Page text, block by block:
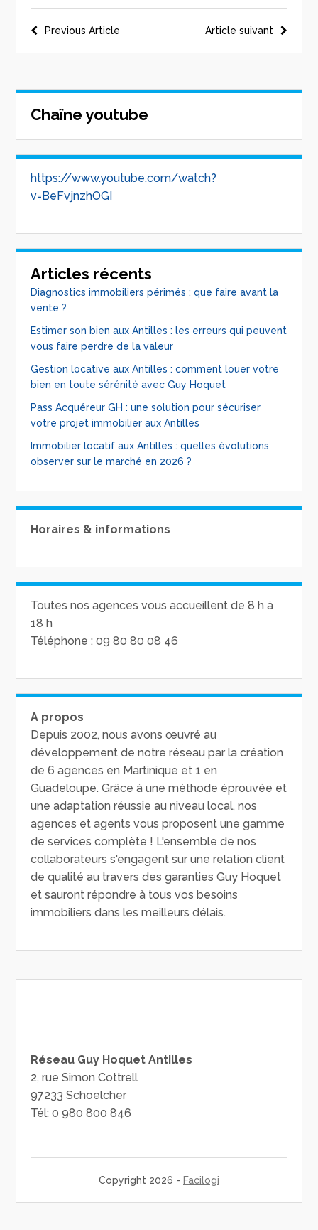
Article suivant
Previous Article
Chaîne youtube
https://www.youtube.com/watch?
v=BeFvjnzhOGI
Articles récents
Diagnostics immobiliers périmés : que faire avant la
vente ?
Estimer son bien aux Antilles : les erreurs qui peuvent
vous faire perdre de la valeur
Gestion locative aux Antilles : comment louer votre
bien en toute sérénité avec Guy Hoquet
Pass Acquéreur GH : une solution pour sécuriser
votre projet immobilier aux Antilles
Immobilier locatif aux Antilles : quelles évolutions
observer sur le marché en 2026 ?
Horaires & informations
Toutes nos agences vous accueillent de 8 h à
18 h
Téléphone : 09 80 80 08 46
A propos
Depuis 2002, nous avons œuvré au
développement de notre réseau par la création
de 6 agences en Martinique et 1 en
Guadeloupe. Grâce à une méthode éprouvée et
une adaptation réussie au niveau local, nos
agences et agents vous proposent une gamme
de services complète ! L'ensemble de nos
collaborateurs s'engagent sur une relation client
de qualité au travers des garanties Guy Hoquet
et sauront répondre à tous vos besoins
immobiliers dans les meilleurs délais.
Réseau Guy Hoquet Antilles
2, rue Simon Cottrell
97233 Schoelcher
Tél: 0 980 800 846
Copyright 2026 - Facilogi